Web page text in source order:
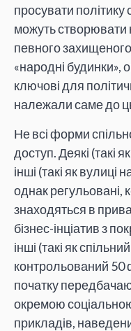
просувати політику
можуть створювати
певного
«народні будинки»,
ключові для
належали саме до
Не всі форми
доступ. Деякі (такі
інші (такі як вулиці
однак регульовані,
знаходяться в
бізнес-інціатив з
інші (такі як
контрольований
початку
окремою
прикладів,